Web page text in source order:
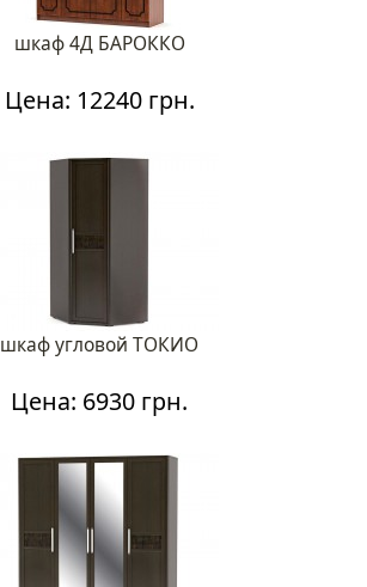
шкаф 4Д БАРОККО
Цена: 12240 грн.
шкаф угловой ТОКИО
Цена: 6930 грн.